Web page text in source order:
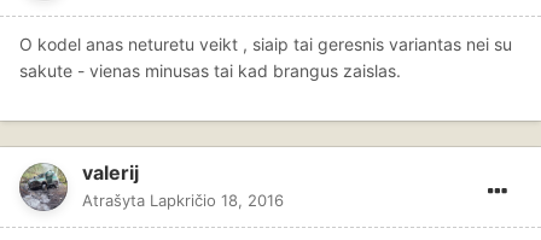
O kodel anas neturetu veikt , siaip tai geresnis variantas nei su
sakute - vienas minusas tai kad brangus zaislas.
valerij
Atrašyta Lapkričio 18, 2016